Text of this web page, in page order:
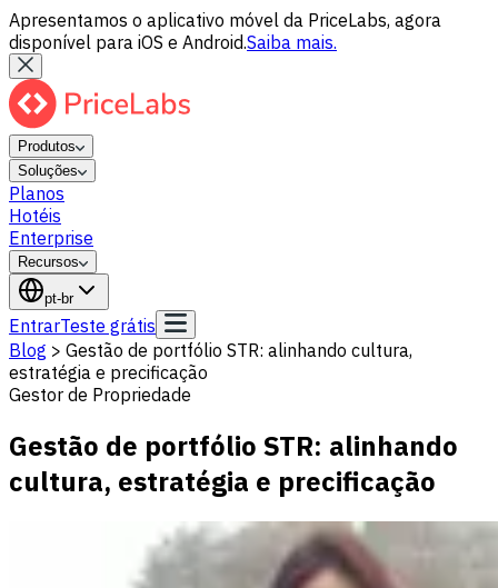
Apresentamos o aplicativo móvel da PriceLabs, agora
disponível para iOS e Android.Saiba mais.
Produtos
Soluções
Planos
Hotéis
Enterprise
Recursos
pt-br
EntrarTeste grátis
Blog > Gestão de portfólio STR: alinhando cultura,
estratégia e precificação
Gestor de Propriedade
Gestão de portfólio STR: alinhando
cultura, estratégia e precificação